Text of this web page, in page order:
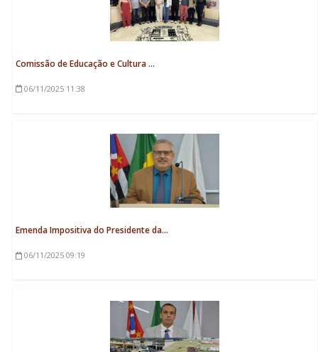
Comissão de Educação e Cultura ...
06/11/2025 11:38
Emenda Impositiva do Presidente da...
06/11/2025 09:19